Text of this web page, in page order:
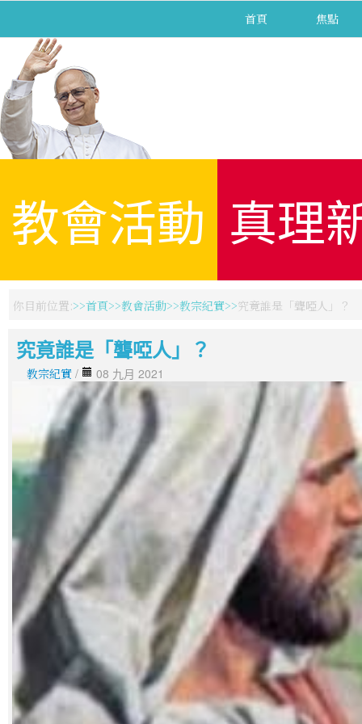
首頁 焦點
教會活動 真理
你目前位置: 首頁 教會活動 教宗紀實 究竟誰是「聾啞人」？
究竟誰是「聾啞人」？
教宗紀實 / 08 九月 2021